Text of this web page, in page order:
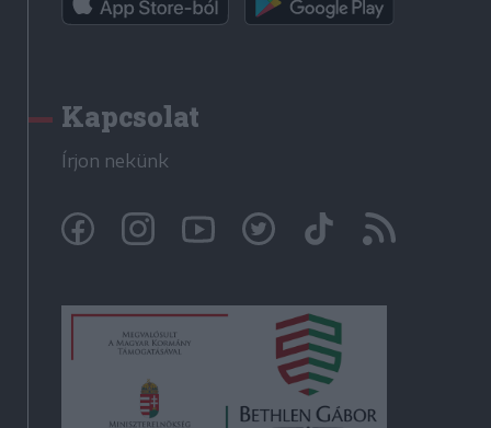
Kapcsolat
Írjon nekünk